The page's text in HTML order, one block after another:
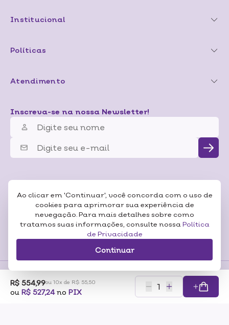
Ao clicar em 'Continuar', você concorda com o uso de
cookies para aprimorar sua experiência de
nevegação. Para mais detalhes sobre como
tratamos suas informações, consulte nossa Política
de Privacidade
Continuar
R$ 554,99ou 10x de R$ 55,50
ou R$ 527,24no PIX
Institucional
Políticas
Atendimento
Inscreva-se na nossa Newsletter!
Certificados
Formas de